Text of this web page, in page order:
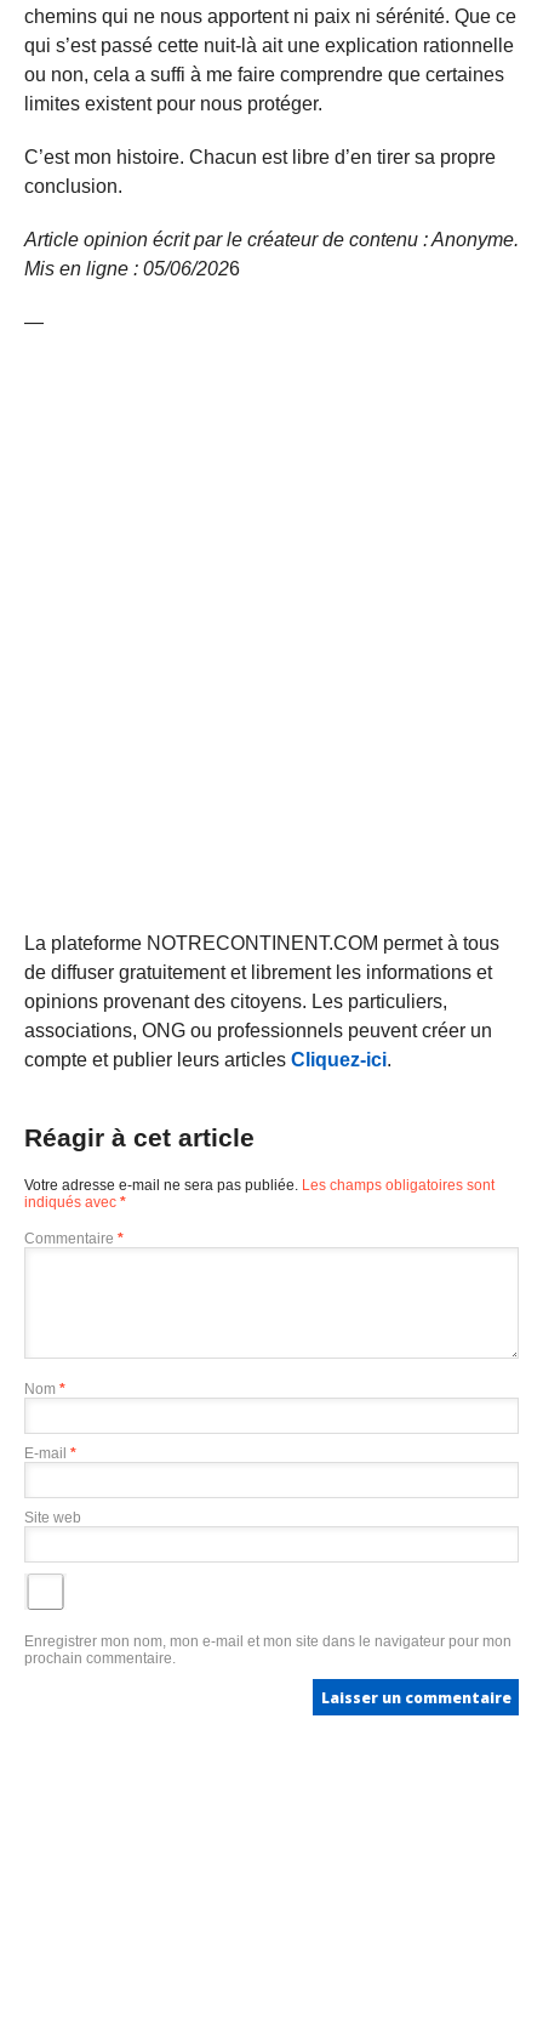
chemins qui ne nous apportent ni paix ni sérénité. Que ce
qui s’est passé cette nuit-là ait une explication rationnelle
ou non, cela a suffi à me faire comprendre que certaines
limites existent pour nous protéger.
C’est mon histoire. Chacun est libre d’en tirer sa propre
conclusion.
Article opinion écrit par le créateur de contenu : Anonyme.
Mis en ligne : 05/06/2026
—
La plateforme NOTRECONTINENT.COM permet à tous
de diffuser gratuitement et librement les informations et
opinions provenant des citoyens. Les particuliers,
associations, ONG ou professionnels peuvent créer un
compte et publier leurs articles Cliquez-ici.
Réagir à cet article
Votre adresse e-mail ne sera pas publiée. Les champs obligatoires sont
indiqués avec *
Commentaire *
Nom *
E-mail *
Site web
Enregistrer mon nom, mon e-mail et mon site dans le navigateur pour mon
prochain commentaire.